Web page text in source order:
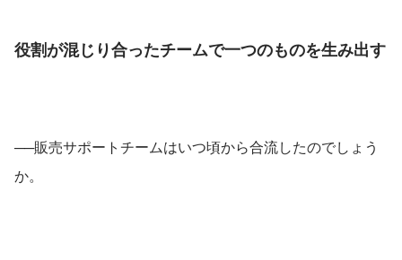
役割が混じり合ったチームで一つのものを生み出す
──販売サポートチームはいつ頃から合流したのでしょう
か。